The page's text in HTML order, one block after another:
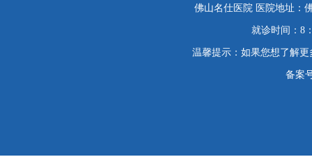
佛山名仕医院 医院地址：
就诊时间：8
温馨提示：如果您想了解
备案